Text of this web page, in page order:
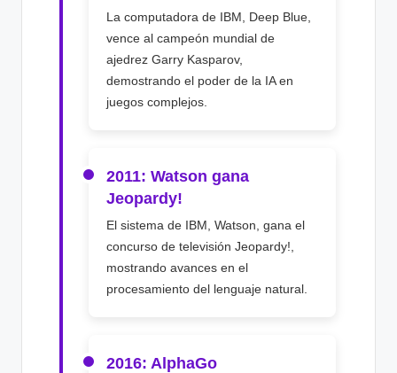
La computadora de IBM, Deep Blue,
vence al campeón mundial de
ajedrez Garry Kasparov,
demostrando el poder de la IA en
juegos complejos.
2011: Watson gana
Jeopardy!
El sistema de IBM, Watson, gana el
concurso de televisión Jeopardy!,
mostrando avances en el
procesamiento del lenguaje natural.
2016: AlphaGo